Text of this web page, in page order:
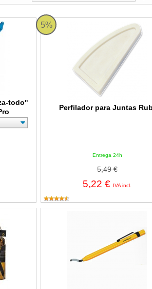
todo"
Unger NiftyNabber Pro
5%
Perfilador para Juntas
Entrega 24h
5,49 €
5,22 € IVA incl.
Perfilador para Juntas Rubi
con 2 botellas MAP-PLUS
Rebabador DT - 1 con cuchilla